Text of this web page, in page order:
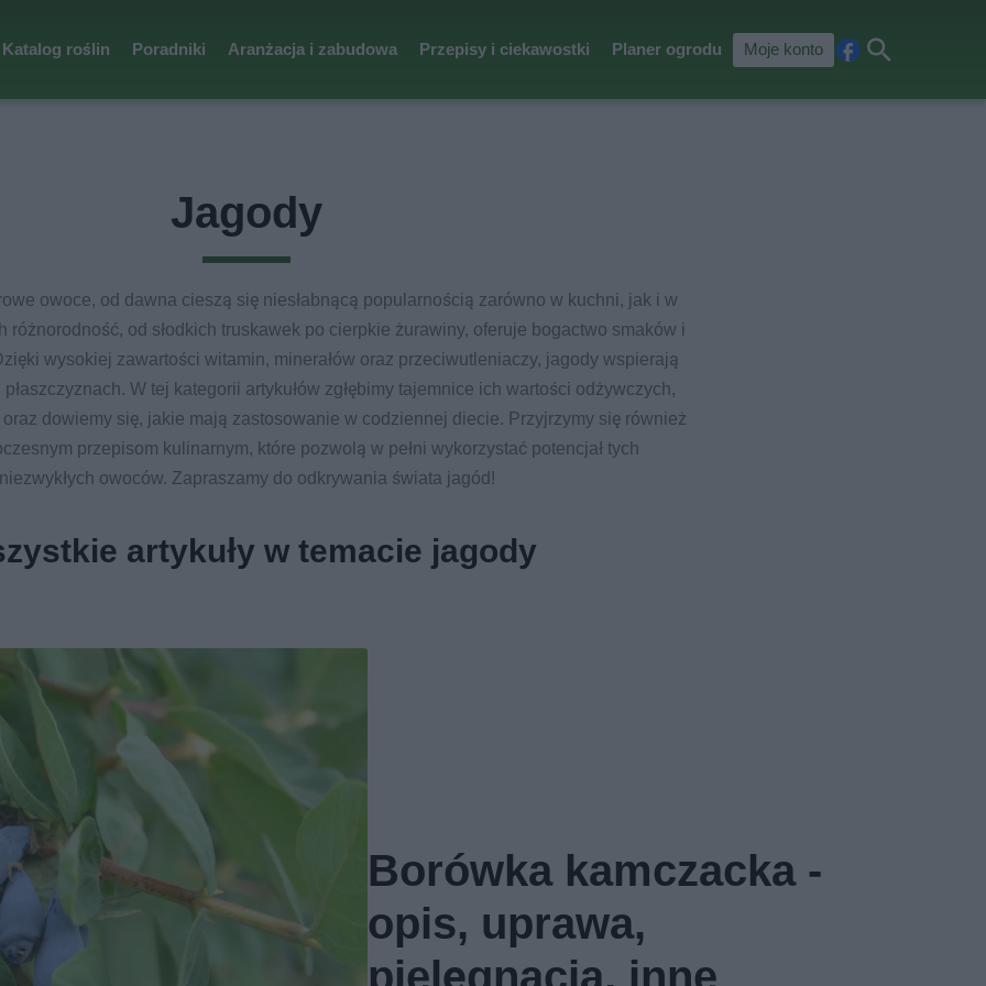
Katalog roślin Poradniki Aranżacja i zabudowa Przepisy i ciekawostki Planer ogrodu Moje konto
cebkaj
Jagody
owoce, od dawna cieszą się niesłabnącą popularnością zarówno w kuchni, jak i w
różnorodność, od słodkich truskawek po cierpkie żurawiny, oferuje bogactwo smaków i
wysokiej zawartości witamin, minerałów oraz przeciwutleniaczy, jagody wspierają
W tej kategorii artykułów zgłębimy tajemnice ich wartości odżywczych,
dowiemy się, jakie mają zastosowanie w codziennej diecie. Przyjrzymy się również
przepisom kulinarnym, które pozwolą w pełni wykorzystać potencjał tych
owoców. Zapraszamy do odkrywania świata jagód!
artykuły w temacie jagody
Borówka kamczacka -
opis, uprawa,